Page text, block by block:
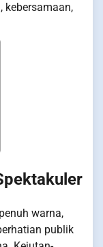
kebersamaan,
warna,
publik